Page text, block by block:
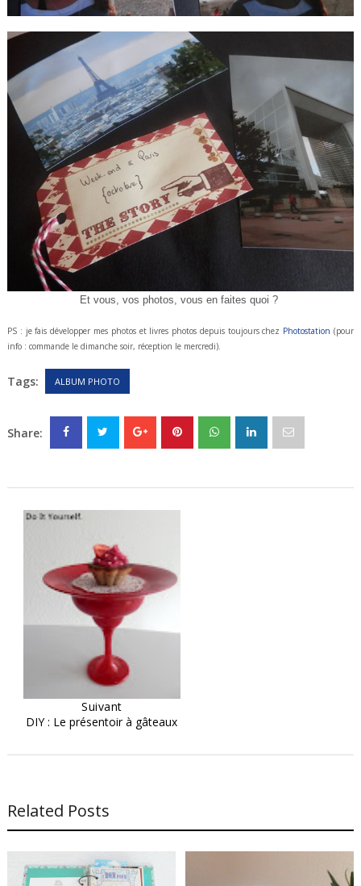
Et vous, vos photos, vous en faites quoi ?
PS : je fais développer mes photos et livres photos depuis toujours chez Photostation (pour
info : commande le dimanche soir, réception le mercredi).
Tags: ALBUM PHOTO
Share:
Suivant
DIY : Le présentoir à gâteaux
Related Posts